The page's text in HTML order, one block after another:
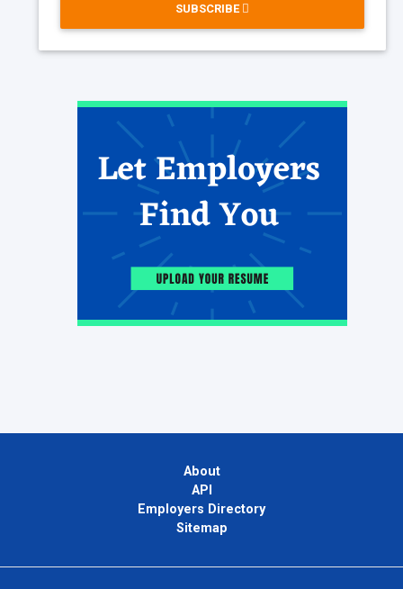
SUBSCRIBE
About
API
Employers Directory
Sitemap